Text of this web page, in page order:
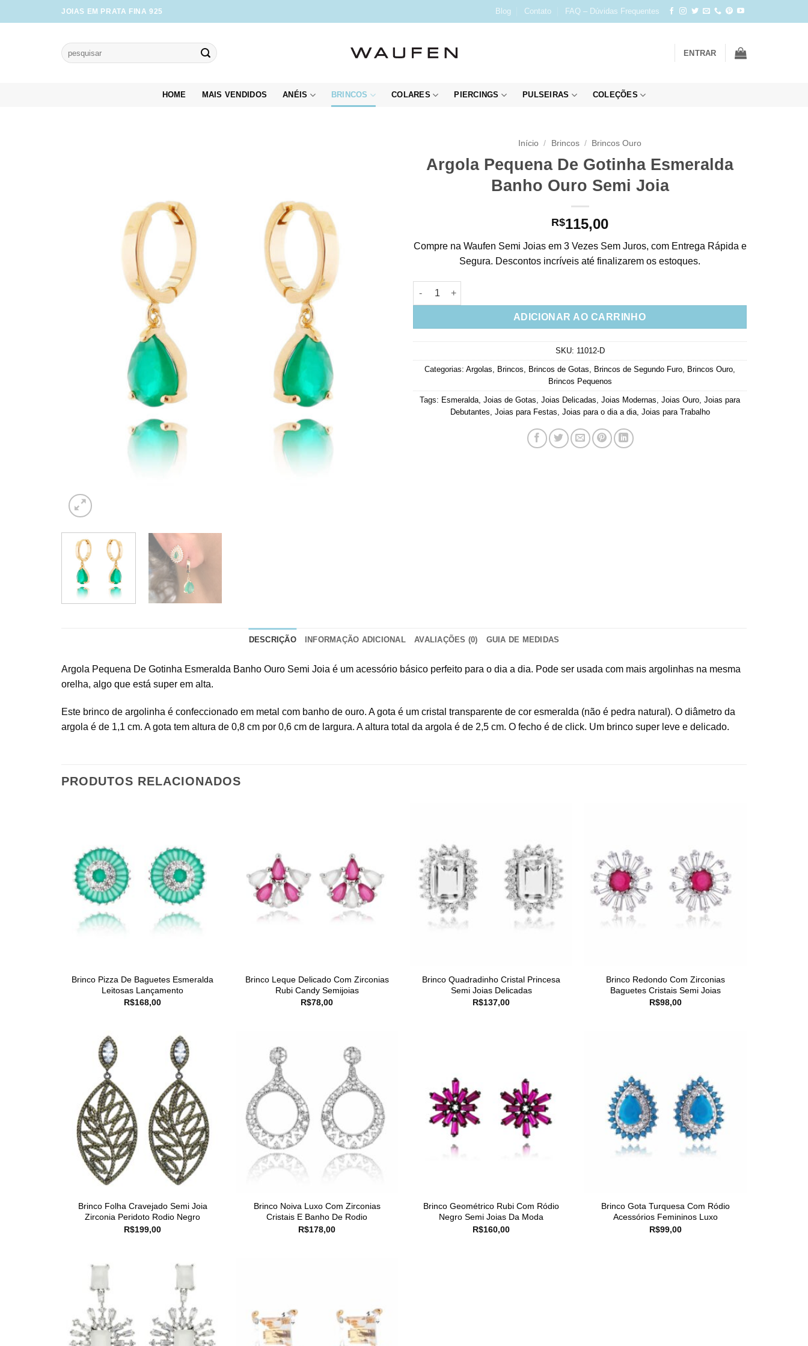
to
JOIAS EM PRATA FINA 925 Blog Contato FAQ – Dúvidas Frequentes
Pesquisar
por:
ENTRAR
HOME MAIS VENDIDOS ANÉIS BRINCOS COLARES PIERCINGS PULSEIRAS COLEÇÕES
Início / Brincos / Brincos Ouro
Argola Pequena De Gotinha Esmeralda
Banho Ouro Semi Joia
R$115,00
Compre na Waufen Semi Joias em 3 Vezes Sem Juros, com Entrega Rápida e
Segura. Descontos incríveis até finalizarem os estoques.
Argola Pequena De Gotinha Esmeralda Banho Ouro Semi Joia quantidade
ADICIONAR AO CARRINHO
SKU: 11012-D
Categorias: Argolas Brincos Brincos de Gotas Brincos de Segundo Furo Brincos Ouro
Brincos Pequenos
Tags: Esmeralda Joias de Gotas Joias Delicadas Joias Modernas Joias Ouro Joias para
Debutantes Joias para Festas Joias para o dia a dia, Joias para Trabalho
DESCRIÇÃO INFORMAÇÃO ADICIONAL AVALIAÇÕES (0) GUIA DE MEDIDAS
Argola Pequena De Gotinha Esmeralda Banho Ouro Semi Joia é um acessório básico perfeito para o dia a dia. Pode ser usada com mais argolinhas na mesma
orelha, algo que está super em alta.
Este brinco de argolinha é confeccionado em metal com banho de ouro. A gota é um cristal transparente de cor esmeralda (não é pedra natural). O diâmetro da
argola é de 1,1 cm. A gota tem altura de 0,8 cm por 0,6 cm de largura. A altura total da argola é de 2,5 cm. O fecho é de click. Um brinco super leve e delicado.
PRODUTOS RELACIONADOS
Brinco Pizza De Baguetes Esmeralda
Leitosas Lançamento
R$168,00
Brinco Leque Delicado Com Zirconias
Rubi Candy Semijoias
R$78,00
Brinco Quadradinho Cristal Princesa
Semi Joias Delicadas
R$137,00
Brinco Redondo Com Zirconias
Baguetes Cristais Semi Joias
R$98,00
Brinco Folha Cravejado Semi Joia
Zirconia Peridoto Rodio Negro
R$199,00
Brinco Noiva Luxo Com Zirconias
Cristais E Banho De Rodio
R$178,00
Brinco Geométrico Rubi Com Ródio
Negro Semi Joias Da Moda
R$160,00
Brinco Gota Turquesa Com Ródio
Acessórios Femininos Luxo
R$99,00